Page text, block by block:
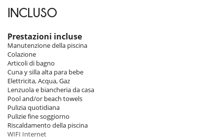
Room 2
Room, 1st floor. This bedroom has 2 twin beds 90 cm configurable as a
bathroom.
Room 3
Room, 1st floor. This bedroom has 2 twin beds 90 cm configurable as a
double bed. Bathroom private, with shower. WC in the bathroom.
Room 4
Room, 1st floor. This bedroom has 2 twin beds 90 cm configurable as a
double bed. Bathroom private, with shower. WC in the bathroom.
Room 5 - (PLUS PETITE / SMALLER) :
Room, 2nd floor. This bedroom has 2 twin beds 90 cm configurable as
INCLUSO
Prestazioni incluse
Manutenzione della piscina
Colazione
Articoli di bagno
Cuna y silla alta para bebe
Elettricita, Acqua, Gaz
Lenzuola e biancheria da casa
Pool and/or beach towels
Pulizia quotidiana
Pulizie fine soggiorno
Riscaldamento della piscina
WIFI Internet